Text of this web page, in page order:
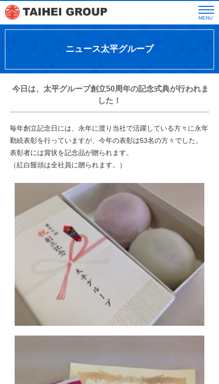
MENU
ニュース太平グループ
今日は、太平グループ創立50周年の記念式典が行われま
した！
毎年創立記念日には、永年に渡り当社で活躍している方々に永年
勤続表彰を行っていますが、今年の表彰は53名の方々でした。
表彰者には賞状を記念品が贈られます。
（紅白饅頭は全社員に贈られます。）